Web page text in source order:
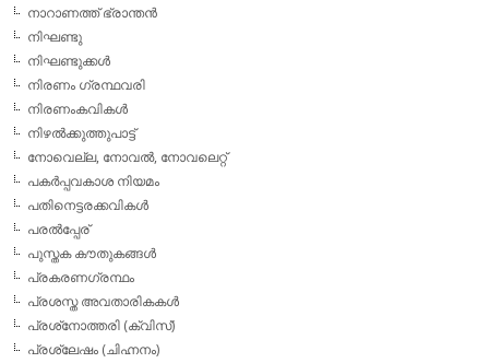
നാറാണത്ത് ഭ്രാന്തന്‍
നിഘണ്ടു
നിഘണ്ടുക്കള്‍
നിരണം ഗ്രന്ഥവരി
നിരണംകവികള്‍
നിഴല്‍ക്കുത്തുപാട്ട്
നോവെല്ല, നോവല്‍, നോവലെറ്റ്
പകര്‍പ്പവകാശ നിയമം
പതിനെട്ടരക്കവികള്‍
പരല്‍പ്പേര്
പുസ്തക കൗതുകങ്ങള്‍
പ്രകരണഗ്രന്ഥം
പ്രശസ്ത അവതാരികകള്‍
പ്രശ്‌നോത്തരി (ക്വിസ്)
പ്രശ്ലേഷം (ചിഹ്നനം)